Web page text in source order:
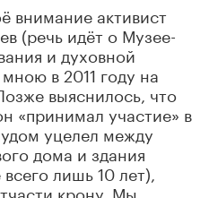
внимание активист
(речь идёт о Музее-
и духовной
в 2011 году на
выяснилось, что
«принимал участие» в
уцелел между
дома и здания
лишь 10 лет),
крону. Мы